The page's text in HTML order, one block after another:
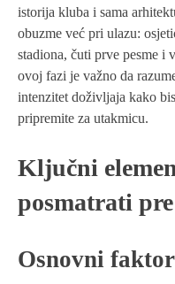
istorija kluba i sama
obuzme već pri ulazu:
stadiona, čuti prve pesme
ovoj fazi je važno da
intenzitet doživljaja kako
pripremite za utakmicu.
Ključni
posmatrati
Osnovni